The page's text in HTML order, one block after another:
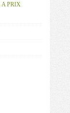
A PRIX